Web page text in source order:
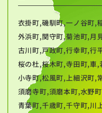
衣掛町,磯馴町,一ノ谷町,
外浜町,関守町,菊池町,月
古川町,戸政町,行幸町,行
桜の杜,桜木町,寺田町,車
小寺町,松風町,上細沢町,
須磨寺町,須磨本町,水野
青葉町,千歳町,千守町,川